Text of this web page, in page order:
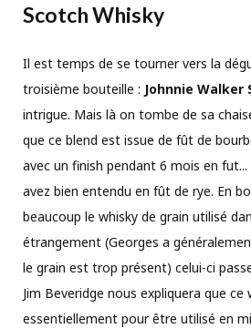
Scotch Whisky
Il est temps de se tourner vers la
troisième bouteille : Johnnie Walker
intrigue. Mais là on tombe de sa
que ce blend est issue de fût de
avec un finish pendant 6 mois en fut...
avez bien entendu en fût de rye. En
beaucoup le whisky de grain utilisé
étrangement (Georges a
le grain est trop présent) celui-ci
Jim Beveridge nous expliquera que ce
essentiellement pour être utilisé en